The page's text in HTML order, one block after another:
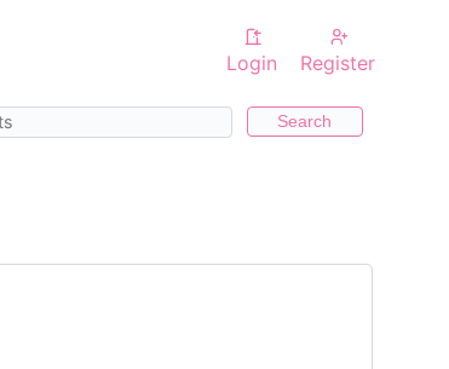
Login Register
Search